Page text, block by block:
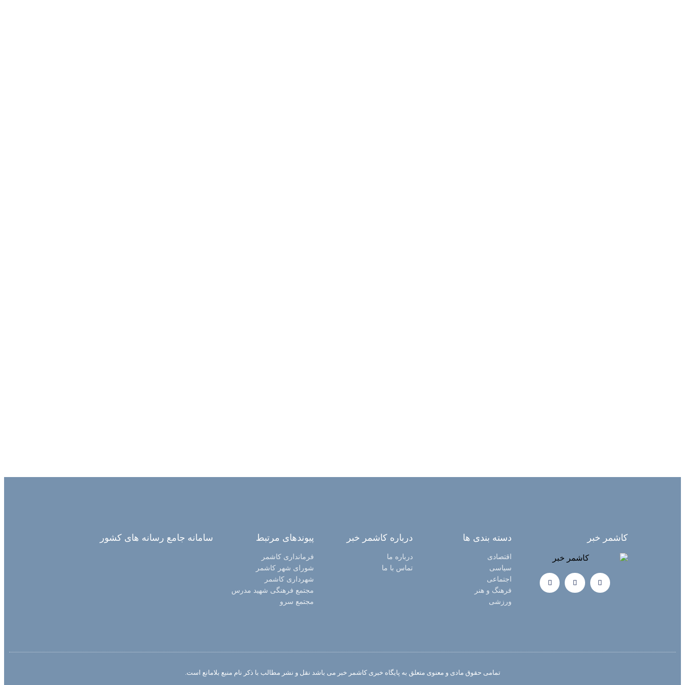
کاشمر خبر دسته بندی ها
اقتصادی
سیاسی
اجتماعی
فرهنگ و هنر
ورزشی
درباره کاشمر خبر
درباره ما
تماس با ما
پیوندهای مرتبط
فرمانداری کاشمر
شورای شهر کاشمر
شهرداری کاشمر
مجتمع فرهنگی شهید مدرس
مجتمع سرو
سامانه جامع رسانه های کشور
تمامی حقوق مادی و معنوی متعلق به پایگاه خبری کاشمر خبر می باشد نقل و نشر مطالب با ذکر نام منبع بلامانع است.